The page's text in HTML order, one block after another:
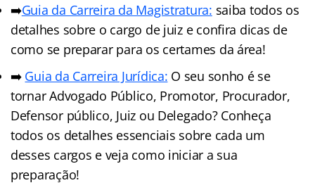
➡️Guia da Carreira da Magistratura: saiba todos os
detalhes sobre o cargo de juiz e confira dicas de
como se preparar para os certames da área!
➡️ Guia da Carreira Jurídica: O seu sonho é se
tornar Advogado Público, Promotor, Procurador,
Defensor público, Juiz ou Delegado? Conheça
todos os detalhes essenciais sobre cada um
desses cargos e veja como iniciar a sua
preparação!